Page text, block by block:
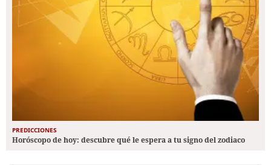
PREDICCIONES
Horóscopo de hoy: descubre qué le espera a tu signo del zodiaco